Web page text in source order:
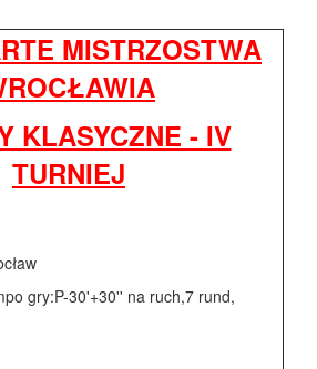
MISTRZOSTWA
KLASYCZNE - IV
TURNIEJ
gry:P-30'+30'' na ruch,7 rund,